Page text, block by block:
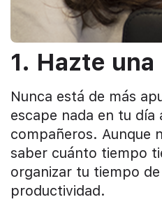
1. Hazte una
Nunca está de más
escape nada en tu día
compañeros. Aunque
saber cuánto tiempo
organizar tu tiempo
productividad.